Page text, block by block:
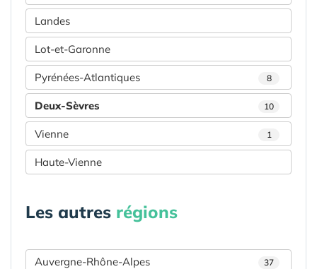
Landes
Lot-et-Garonne
Pyrénées-Atlantiques 8
Deux-Sèvres 10
Vienne 1
Haute-Vienne
Les autres régions
Auvergne-Rhône-Alpes 37